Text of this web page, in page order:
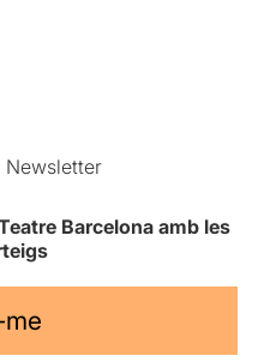
Newsletter
Barcelona amb les